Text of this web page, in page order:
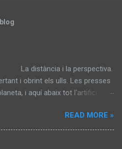
i la perspectiva.
i obrint els ulls. Les presses
i aquí abaix tot l'artifici.
amb els colors. Energia
se en la foscor.
READ MORE »